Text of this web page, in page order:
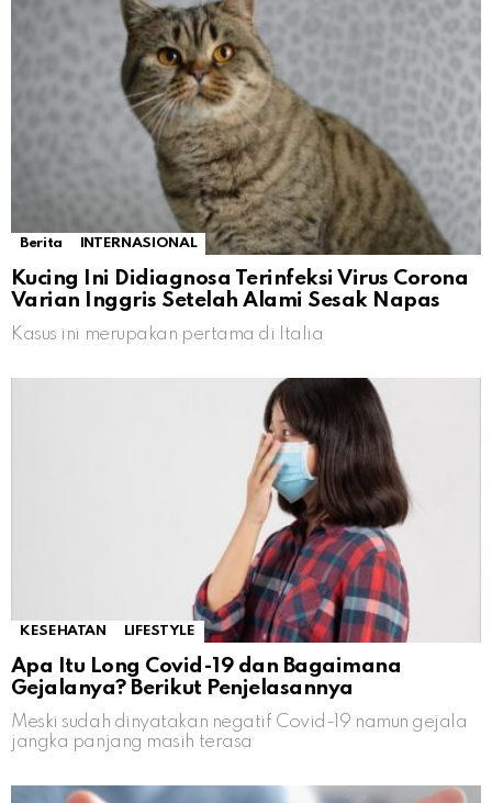
Berita INTERNASIONAL
Kucing Ini Didiagnosa Terinfeksi Virus Corona
Varian Inggris Setelah Alami Sesak Napas
Kasus ini merupakan pertama di Italia
KESEHATAN LIFESTYLE
Apa Itu Long Covid-19 dan Bagaimana
Gejalanya? Berikut Penjelasannya
Meski sudah dinyatakan negatif Covid-19 namun gejala
jangka panjang masih terasa